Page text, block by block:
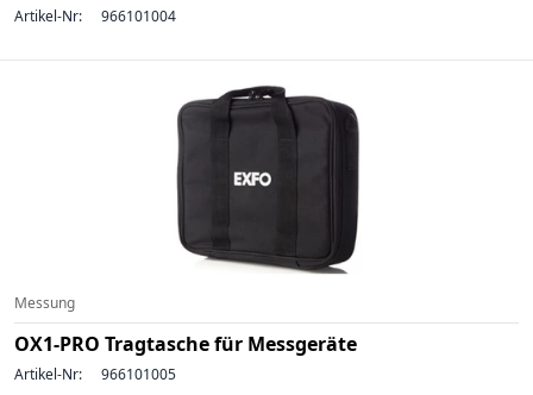
Artikel-Nr: 966101004
Messung
OX1-PRO Tragtasche für Messgeräte
Artikel-Nr: 966101005